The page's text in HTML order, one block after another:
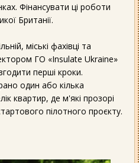
Фінансувати ці роботи
Британії.
міські фахівці та
ГО «Insulate Ukraine»
перші кроки.
один або кілька
квартир, де м'які прозорі
пілотного проєкту.